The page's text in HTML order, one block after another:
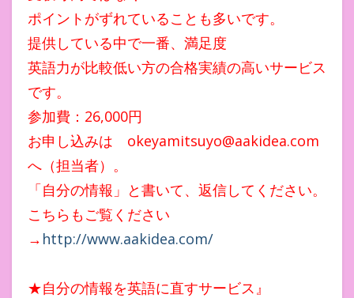
ポイントがずれていることも多いです。
提供している中で一番、満足度
英語力が比較低い方の合格実績の高いサービス
です。
参加費：26,000円
お申し込みは okeyamitsuyo@aakidea.com
へ（担当者）。
「自分の情報」と書いて、返信してください。
こちらもご覧ください
→ http://www.aakidea.com/
★自分の情報を英語に直すサービス』